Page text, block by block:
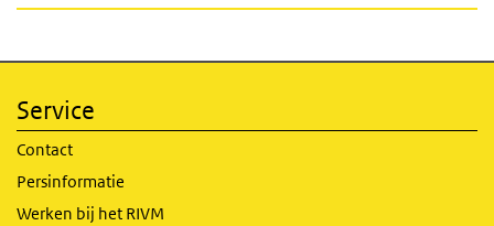
Service
Contact
Persinformatie
Werken bij het RIVM